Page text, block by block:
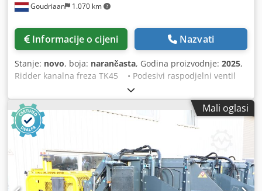
Goudriaan 1.070 km
Informacije o cijeni Nazvati
Stanje: novo, boja: narančasta, Godina proizvodnje: 2025,
Ridder kanalna freza TK45 • Podesivi raspodjelni ventil
• Zamjenjivi noževi Chodpfezfb Auox Ahmsa • Kardan s
sigurnosnim vijkom • Pogon PTO 540 o/min Stanje: Novo
Godina proizvodnje: 2025
Mali oglasi